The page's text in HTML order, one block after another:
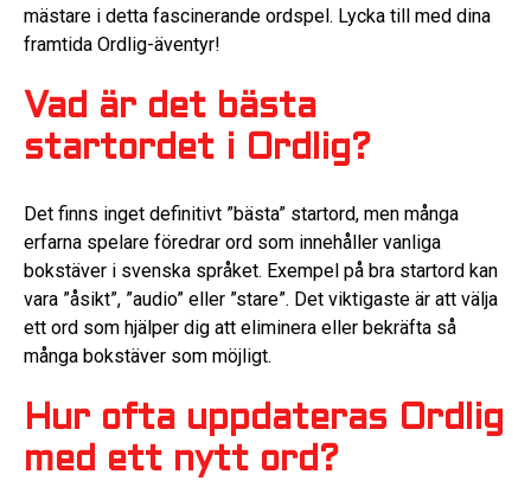
mästare i detta fascinerande ordspel. Lycka till med dina
framtida Ordlig-äventyr!
Vad är det bästa
startordet i Ordlig?
Det finns inget definitivt ”bästa” startord, men många
erfarna spelare föredrar ord som innehåller vanliga
bokstäver i svenska språket. Exempel på bra startord kan
vara ”åsikt”, ”audio” eller ”stare”. Det viktigaste är att välja
ett ord som hjälper dig att eliminera eller bekräfta så
många bokstäver som möjligt.
Hur ofta uppdateras Ordlig
med ett nytt ord?